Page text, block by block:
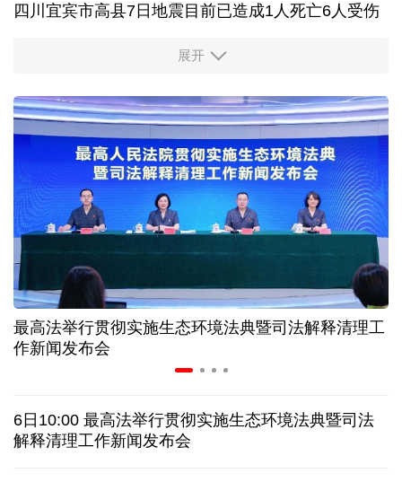
四川宜宾市高县7日地震目前已造成1人死亡6人受伤
四个关键词解读中国经济韧性
球票撬动全城消费 赛事经济如何将"流量"变"增量"
第五届数贸会将首设Token专区 探索算力贸易新路径
北京：非京籍家庭购房社保个税缴纳年限下调为一年
近346亿元 广东电网交出上半年投资建设亮眼答卷
31省份上半年外贸成绩单出炉 见证产业提质跃迁
俄黑客称获取北约直接参与袭击俄领土的书面证据
展开
最高法举行贯彻实施生态环境法典暨司法解释清理工
作新闻发布会
6日10:00 最高法举行贯彻实施生态环境法典暨司法
解释清理工作新闻发布会